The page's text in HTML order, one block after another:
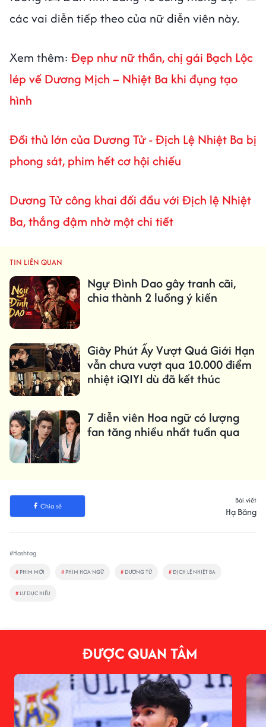
các vai diễn tiếp theo của nữ diễn viên này.
Xem thêm: Đẹp như nữ thần, chị gái Bạch Lộc
lép vế Dương Mịch – Nhiệt Ba khi đụng tạo
hình
Đối thủ lớn của Dương Tử - Địch Lệ Nhiệt Ba bị
phong sát, phim hết cơ hội chiếu
Dương Tử công khai đối đầu với Địch lệ Nhiệt
Ba, thắng đậm nhờ một chi tiết
TIN LIÊN QUAN
Ngự Đình Dao gây tranh cãi,
chia thành 2 luồng ý kiến
Giây Phút Ấy Vượt Quá Giới Hạn
vẫn chưa vượt qua 10.000 điểm
nhiệt iQIYI dù đã kết thúc
7 diễn viên Hoa ngữ có lượng
fan tăng nhiều nhất tuần qua
Chia sẻ
Bài viết
Hạ Băng
#Hashtag
# PHIM MỚI # PHIM HOA NGỮ # DƯƠNG TỬ #ĐỊCH LỆ NHIỆT BA
# LƯ DỤC HIỂU
ĐƯỢC QUAN TÂM